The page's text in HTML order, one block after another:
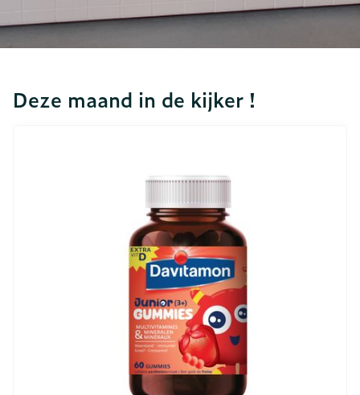
Deze maand in de kijker !